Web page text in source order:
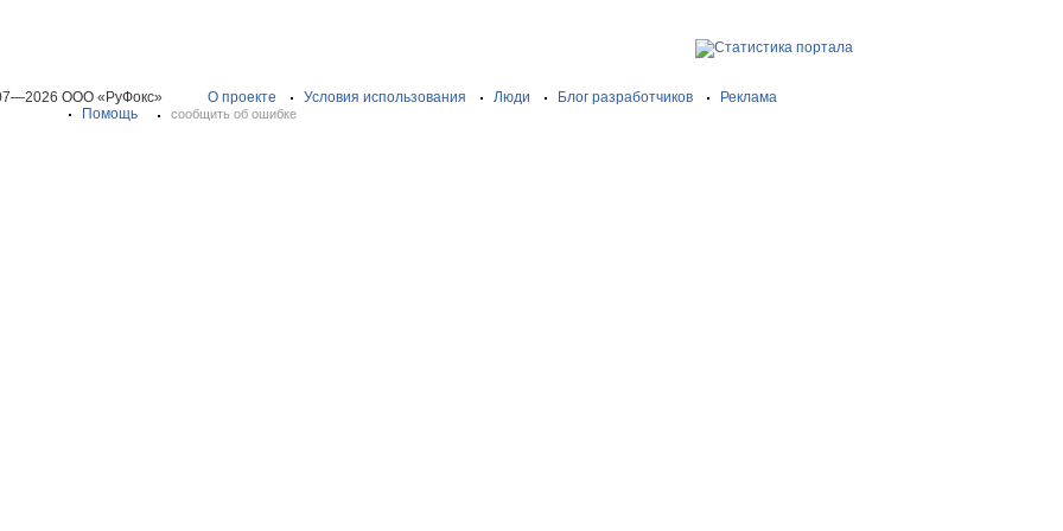
ООО «РуФокс» О проекте Условия использования Люди Блог разработчиков
Реклама
Помощь
сообщить об ошибке